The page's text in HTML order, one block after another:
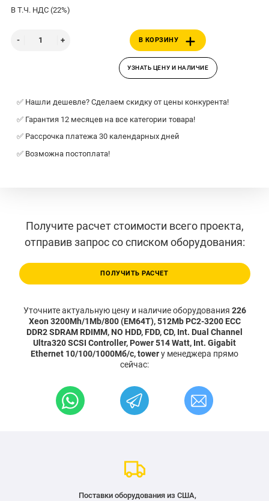
В Т.Ч. НДС (22%)
В КОРЗИНУ
УЗНАТЬ ЦЕНУ И НАЛИЧИЕ
✅ Нашли дешевле? Сделаем скидку от цены конкурента!
✅ Гарантия 12 месяцев на все категории товара!
✅ Рассрочка платежа 30 календарных дней
✅ Возможна постоплата!
Получите расчет стоимости всего проекта,
отправив запрос со списком оборудования:
ПОЛУЧИТЬ РАСЧЕТ
Уточните актуальную цену и наличие оборудования 226
Xeon 3200Mh/1Mb/800 (EM64T), 512Mb PC2-3200 ECC
DDR2 SDRAM RDIMM, NO HDD, FDD, CD, Int. Dual Channel
Ultra320 SCSI Controller, Power 514 Watt, Int. Gigabit
Ethernet 10/100/1000Мб/с, towerу менеджера прямо
сейчас:
Поставки оборудования из США,